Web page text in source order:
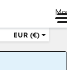
EUR (€)